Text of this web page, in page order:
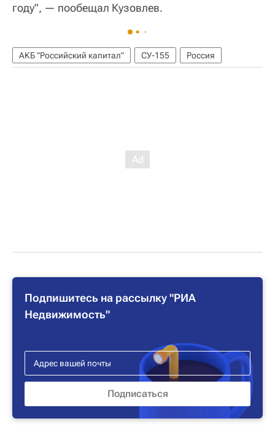
году", — пообещал Кузовлев.
АКБ "Российский капитал" СУ-155 Россия
Подпишитесь на рассылку "РИА
Недвижимость"